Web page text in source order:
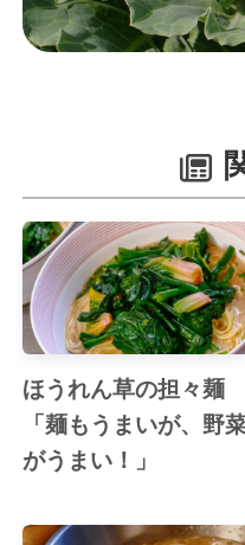
ほうれん草の担々麺
「麺もうまいが、野
がうまい！」